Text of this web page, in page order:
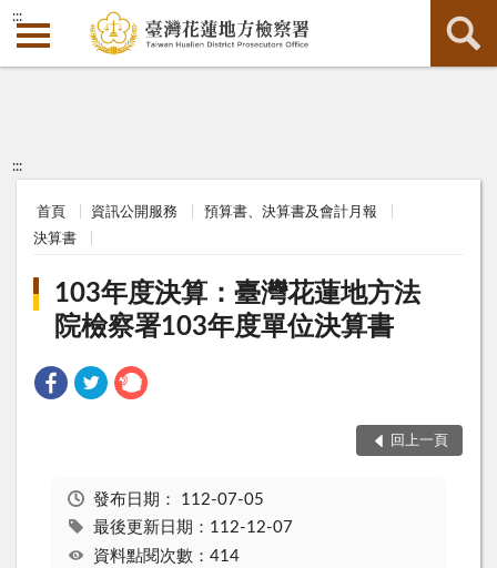
:::
:::
首頁 資訊公開服務
預算書、決算書及會計月報
決算書
103年度決算：臺灣花蓮地方法
院檢察署103年度單位決算書
回上一頁
發布日期： 112-07-05
最後更新日期：112-12-07
資料點閱次數：414